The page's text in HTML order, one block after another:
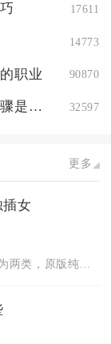
17611
14773
职业 90870
升级鬼泣巅峰之战事务所装备的步骤是什么 32597
更多
插女